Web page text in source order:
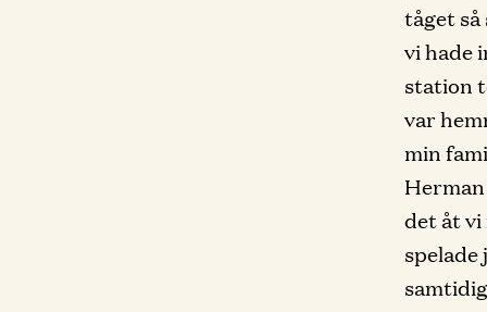
tåget
vi hade
station
var
min
det åt